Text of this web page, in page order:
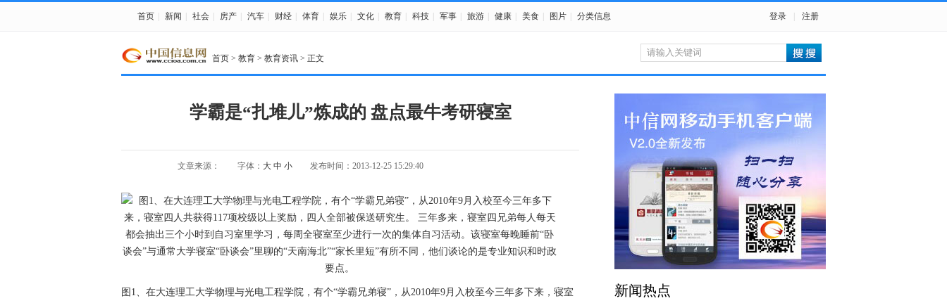
首页 新闻 社会 房产 汽车 财经 体育 娱乐 文化 教育 科技 军事 旅游 健康 美食 图片 分类信息 登录 注册
首页 > 教育 > 教育资讯 > 正文
学霸是“扎堆儿”炼成的 盘点最牛考研寝室
文章来源： 字体： 大 中 小 发布时间：2013-12-25 15:29:40
图1、在大连理工大学物理与光电工程学院，有个“学霸兄弟寝”，从2010年9月入校至今三年多下来，寝室
新闻热点